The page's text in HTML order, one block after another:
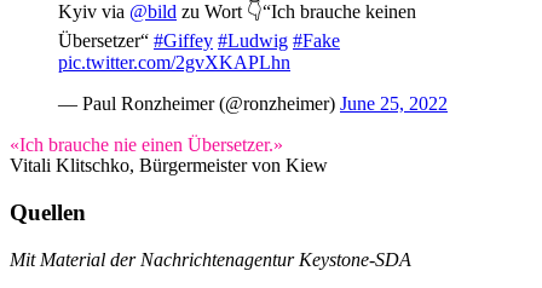
Kyiv via @bild zu Wort 👇“Ich brauche keinen
Übersetzer“ #Giffey #Ludwig #Fake
pic.twitter.com/2gvXKAPLhn
— Paul Ronzheimer (@ronzheimer) June 25, 2022
«Ich brauche nie einen Übersetzer.»
Vitali Klitschko, Bürgermeister von Kiew
Quellen
Mit Material der Nachrichtenagentur Keystone-SDA